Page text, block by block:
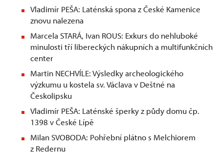
Vladimír PEŠA: Laténská spona z České Kamenice
znovu nalezena
Marcela STARÁ, Ivan ROUS: Exkurs do nehluboké
minulosti tří libereckých nákupních a multifunkčních
center
Martin NECHVÍLE: Výsledky archeologického
výzkumu u kostela sv. Václava v Deštné na
Českolipsku
Vladimír PEŠA: Laténské šperky z půdy domu čp.
1398 v České Lípě
Milan SVOBODA: Pohřební plátno s Melchiorem
z Redernu